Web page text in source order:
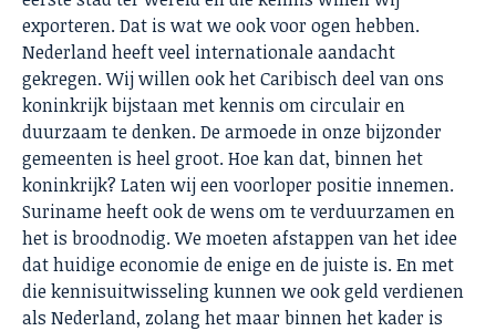
exporteren. Dat is wat we ook voor ogen hebben.
Nederland heeft veel internationale aandacht
gekregen. Wij willen ook het Caribisch deel van ons
koninkrijk bijstaan met kennis om circulair en
duurzaam te denken. De armoede in onze bijzonder
gemeenten is heel groot. Hoe kan dat, binnen het
koninkrijk? Laten wij een voorloper positie innemen.
Suriname heeft ook de wens om te verduurzamen en
het is broodnodig. We moeten afstappen van het idee
dat huidige economie de enige en de juiste is. En met
die kennisuitwisseling kunnen we ook geld verdienen
als Nederland, zolang het maar binnen het kader is